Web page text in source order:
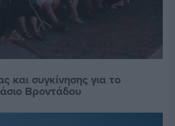
και συγκίνησης για το
Βροντάδου